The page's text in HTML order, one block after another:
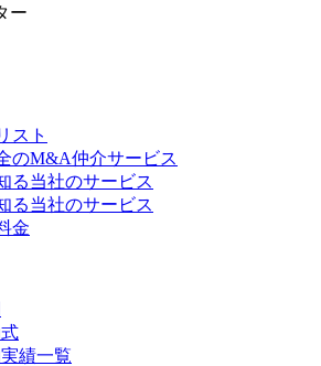
ー
スト
のM&A仲介サービス
る当社のサービス
る当社のサービス
金
績一覧